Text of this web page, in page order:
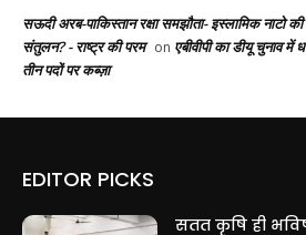
सऊदी अरब-पाकिस्तान रक्षा समझौता- इस्लामिक नाटो
संतुलन? - राष्ट्र की परम on एबीवीपी का डीयू चुनाव में
तीन पदों पर कब्ज़ा
EDITOR PICKS
सतत कृषि ही